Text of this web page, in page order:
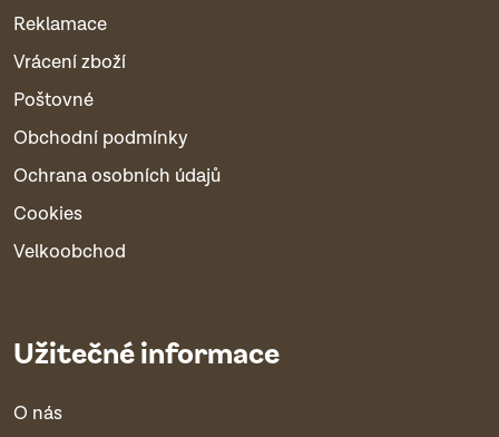
Reklamace
Vrácení zboží
Poštovné
Obchodní podmínky
Ochrana osobních údajů
Cookies
Velkoobchod
Užitečné informace
O nás